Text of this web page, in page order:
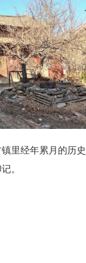
里经年累月的历
。